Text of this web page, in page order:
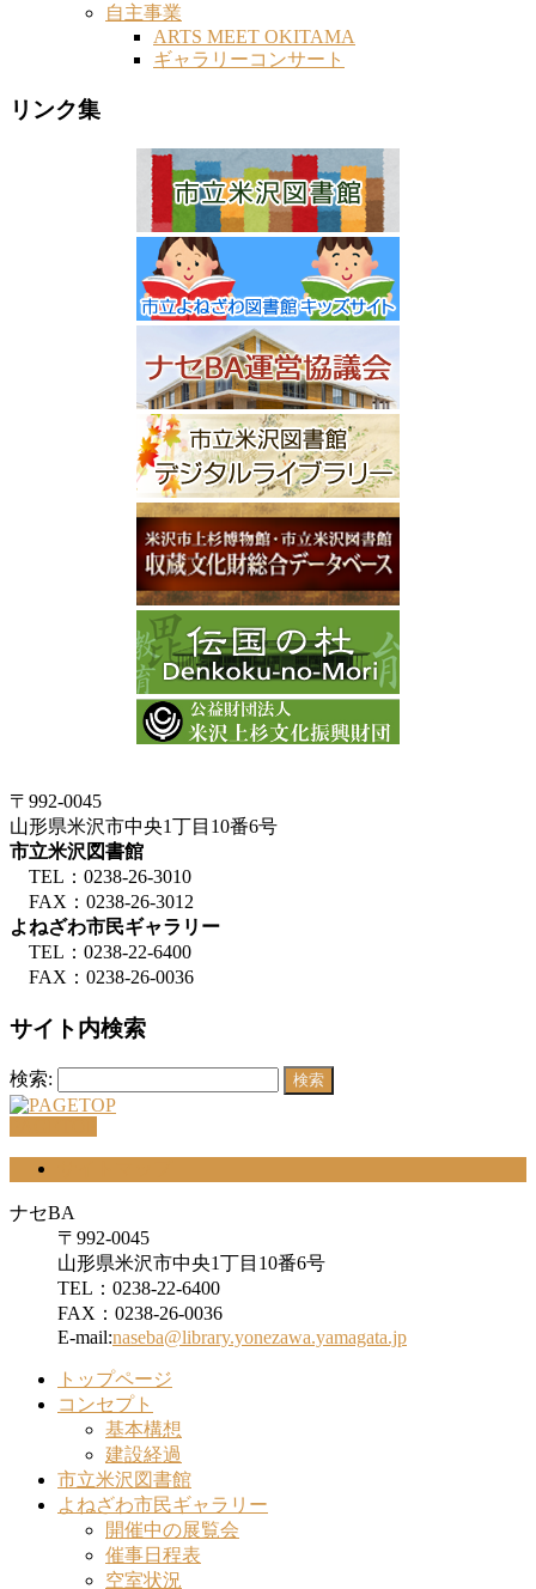
自主事業
ARTS MEET OKITAMA
ギャラリーコンサート
リンク集
〒992-0045
山形県米沢市中央1丁目10番6号
市立米沢図書館
TEL：0238-26-3010
FAX：0238-26-3012
よねざわ市民ギャラリー
TEL：0238-22-6400
FAX：0238-26-0036
サイト内検索
検索:
ナセBA
〒992-0045
山形県米沢市中央1丁目10番6号
TEL：0238-22-6400
FAX：0238-26-0036
E-mail:naseba@library.yonezawa.yamagata.jp
トップページ
コンセプト
基本構想
建設経過
市立米沢図書館
よねざわ市民ギャラリー
開催中の展覧会
催事日程表
空室状況